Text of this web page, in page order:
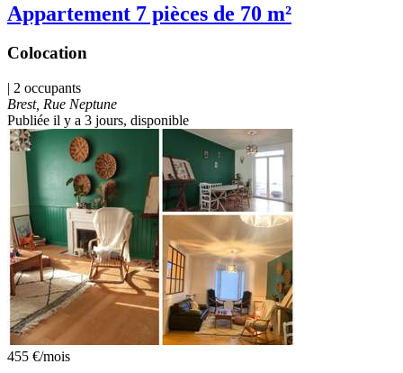
Appartement 7 pièces de 70 m²
Colocation
| 2 occupants
Brest, Rue Neptune
Publiée il y a 3 jours, disponible
455 €/mois